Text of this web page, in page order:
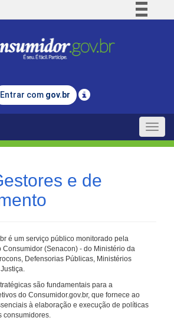
Comunica BR
Legislação
Entrar com gov.br
Toggle
e de
é um serviço público monitorado pela
(Senacon) - do Ministério da
Defensorias Públicas, Ministérios
são fundamentais para a
do Consumidor.gov.br, que fornece ao
à elaboração e execução de políticas
consumidores.